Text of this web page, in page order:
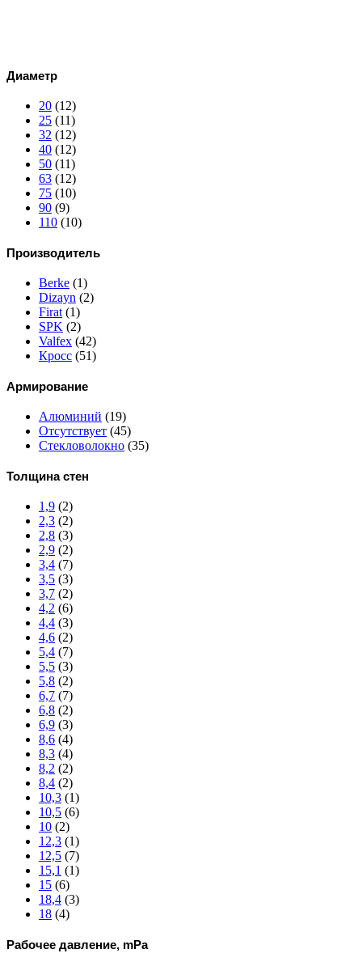
Диаметр
20 (12)
25 (11)
32 (12)
40 (12)
50 (11)
63 (12)
75 (10)
90 (9)
110 (10)
Производитель
Berke (1)
Dizayn (2)
Firat (1)
SPK (2)
Valfex (42)
Кросс (51)
Армирование
Алюминий (19)
Отсутствует (45)
Стекловолокно (35)
Толщина стен
1,9 (2)
2,3 (2)
2,8 (3)
2,9 (2)
3,4 (7)
3,5 (3)
3,7 (2)
4,2 (6)
4,4 (3)
4,6 (2)
5,4 (7)
5,5 (3)
5,8 (2)
6,7 (7)
6,8 (2)
6,9 (3)
8,6 (4)
8,3 (4)
8,2 (2)
8,4 (2)
10,3 (1)
10,5 (6)
10 (2)
12,3 (1)
12,5 (7)
15,1 (1)
15 (6)
18,4 (3)
18 (4)
Рабочее давление, mPa